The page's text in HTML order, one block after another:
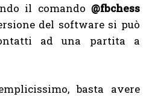
il comando @fbchess
del software si può
ad una partita a
basta avere